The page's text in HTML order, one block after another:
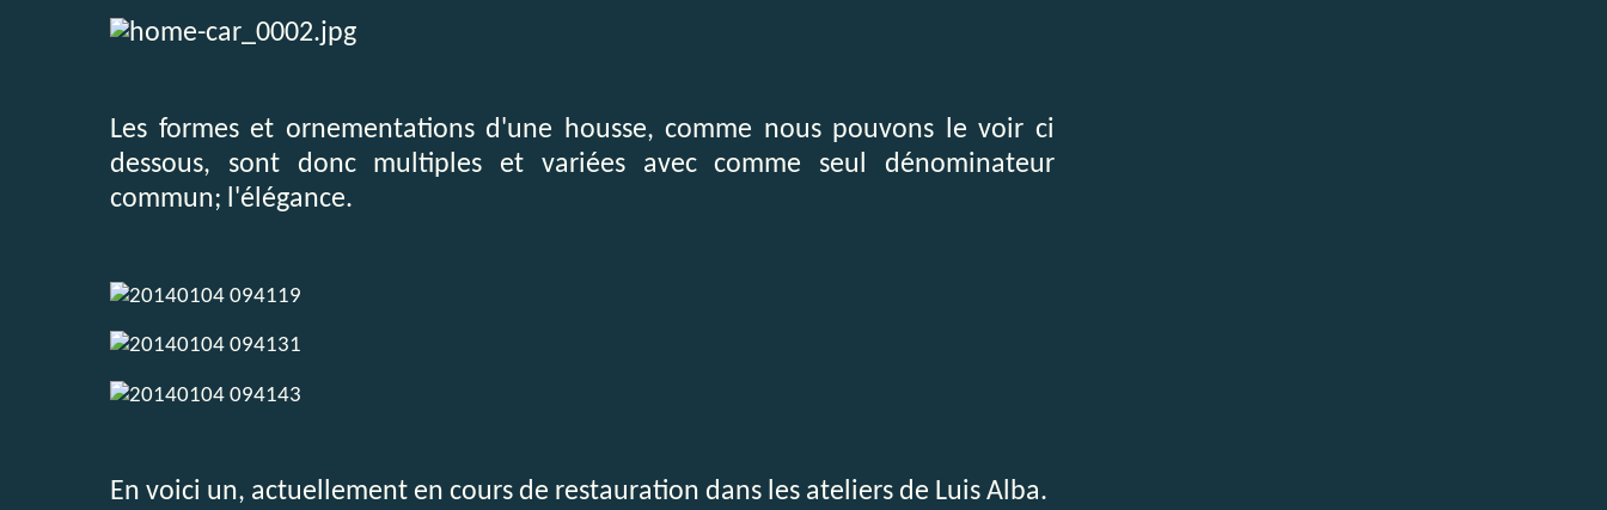
Les formes et ornementations d'une housse, comme nous pouvons le voir ci
dessous, sont donc multiples et variées avec comme seul dénominateur
commun; l'élégance.
En voici un, actuellement en cours de restauration dans les ateliers de Luis Alba.